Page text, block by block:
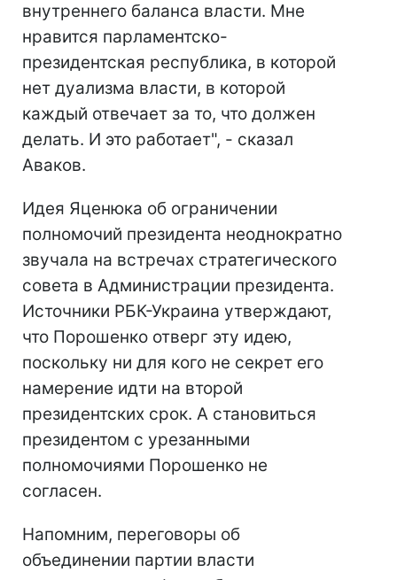
внутреннего баланса власти. Мне
нравится парламентско-
президентская республика, в которой
нет дуализма власти, в которой
каждый отвечает за то, что должен
делать. И это работает", - сказал
Аваков.
Идея Яценюка об ограничении
полномочий президента неоднократно
звучала на встречах стратегического
совета в Администрации президента.
Источники РБК-Украина утверждают,
что Порошенко отверг эту идею,
поскольку ни для кого не секрет его
намерение идти на второй
президентских срок. А становиться
президентом с урезанными
полномочиями Порошенко не
согласен.
Напомним, переговоры об
объединении партии власти